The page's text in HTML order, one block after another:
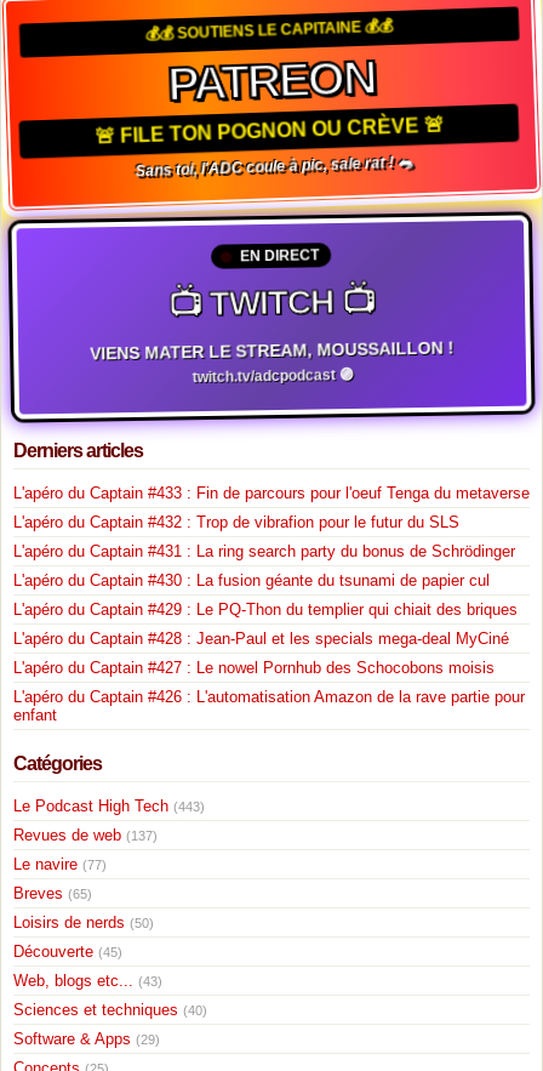
💰💰 SOUTIENS LE CAPITAINE 💰💰
PATREON
🚨 FILE TON POGNON OU CRÈVE 🚨
Sans toi, l'ADC coule à pic, sale rat ! 🐀
EN DIRECT
📺 TWITCH 📺
VIENS MATER LE STREAM, MOUSSAILLON !
twitch.tv/adcpodcast 🟣
Derniers articles
L'apéro du Captain #433 : Fin de parcours pour l'oeuf Tenga du metaverse
L'apéro du Captain #432 : Trop de vibrafion pour le futur du SLS
L'apéro du Captain #431 : La ring search party du bonus de Schrödinger
L'apéro du Captain #430 : La fusion géante du tsunami de papier cul
L'apéro du Captain #429 : Le PQ-Thon du templier qui chiait des briques
L'apéro du Captain #428 : Jean-Paul et les specials mega-deal MyCiné
L'apéro du Captain #427 : Le nowel Pornhub des Schocobons moisis
L'apéro du Captain #426 : L'automatisation Amazon de la rave partie pour
enfant
Catégories
Le Podcast High Tech (443)
Revues de web (137)
Le navire (77)
Breves (65)
Loisirs de nerds (50)
Découverte (45)
Web, blogs etc... (43)
Sciences et techniques (40)
Software & Apps (29)